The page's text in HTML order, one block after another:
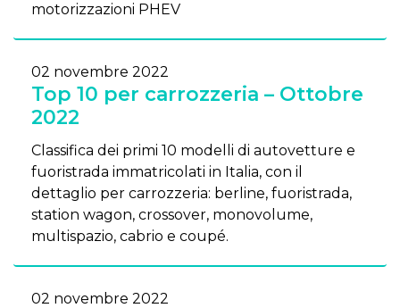
motorizzazioni PHEV
02 novembre 2022
Top 10 per carrozzeria – Ottobre
2022
Classifica dei primi 10 modelli di autovetture e
fuoristrada immatricolati in Italia, con il
dettaglio per carrozzeria: berline, fuoristrada,
station wagon, crossover, monovolume,
multispazio, cabrio e coupé.
02 novembre 2022